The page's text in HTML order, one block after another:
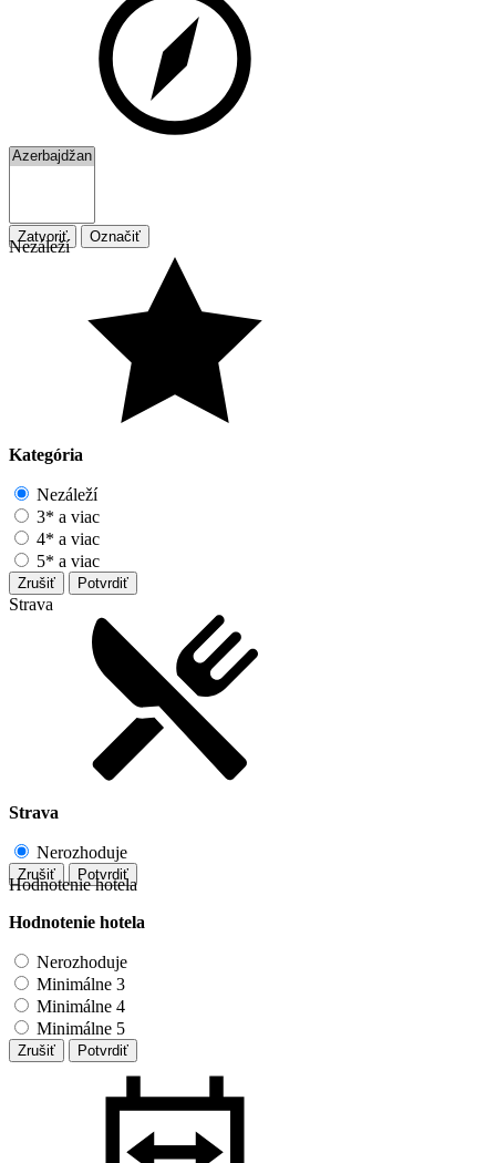
Zatvoriť Označiť
Nezáleží
Kategória
Nezáleží
3* a viac
4* a viac
5* a viac
Zrušiť Potvrdiť
Strava
Strava
Nerozhoduje
Zrušiť Potvrdiť
Hodnotenie hotela
Hodnotenie hotela
Nerozhoduje
Minimálne 3
Minimálne 4
Minimálne 5
Zrušiť Potvrdiť